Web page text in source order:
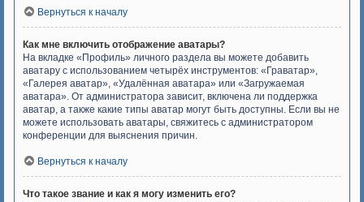
Вернуться к началу
Как мне включить отображение аватары?
На вкладке «Профиль» личного раздела вы можете добавить
аватару с использованием четырёх инструментов: «Граватар»,
«Галерея аватар», «Удалённая аватара» или «Загружаемая
аватара». От администратора зависит, включена ли поддержка
аватар, а также какие типы аватар могут быть доступны. Если вы не
можете использовать аватары, свяжитесь с администратором
конференции для выяснения причин.
Вернуться к началу
Что такое звание и как я могу изменить его?